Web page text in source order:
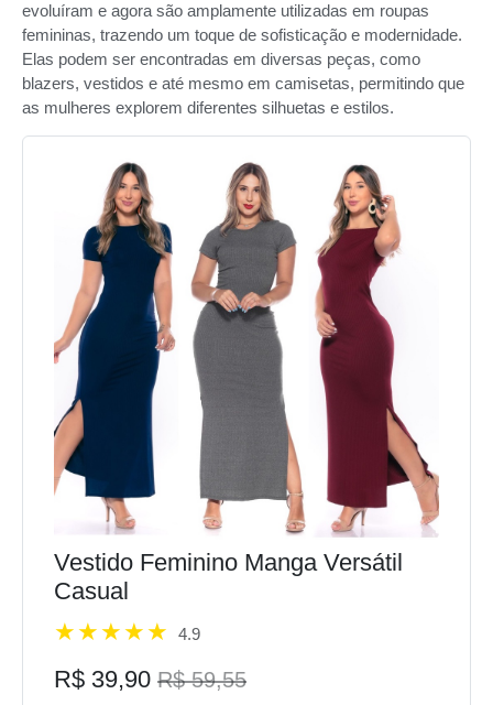
evoluíram e agora são amplamente utilizadas em roupas
femininas, trazendo um toque de sofisticação e modernidade.
Elas podem ser encontradas em diversas peças, como
blazers, vestidos e até mesmo em camisetas, permitindo que
as mulheres explorem diferentes silhuetas e estilos.
Vestido Feminino Manga Versátil
Casual
4.9
R$ 39,90 R$ 59,55